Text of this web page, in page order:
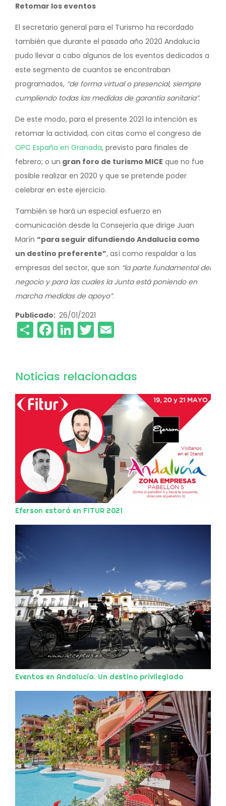
Retomar los eventos
El secretario general para el Turismo ha recordado
también que durante el pasado año 2020 Andalucía
pudo llevar a cabo algunos de los eventos dedicados a
este segmento de cuantos se encontraban
programados, “de forma virtual o presencial, siempre
cumpliendo todas las medidas de garantía sanitaria”.
De este modo, para el presente 2021 la intención es
retomar la actividad, con citas como el congreso de
OPC España en Granada, previsto para finales de
febrero; o un gran foro de turismo MICE que no fue
posible realizar en 2020 y que se pretende poder
celebrar en este ejercicio.
También se hará un especial esfuerzo en
comunicación desde la Consejería que dirige Juan
Marín “para seguir difundiendo Andalucía como
un destino preferente”, así como respaldar a las
empresas del sector, que son “la parte fundamental del
negocio y para las cuales la Junta está poniendo en
marcha medidas de apoyo”.
Publicado 26/01/2021
ShareFacebook
LinkedIn
Twitter
Noticias relacionadas
Eferson estará en FITUR 2021
Eventos en Andalucía. Un destino privilegiado